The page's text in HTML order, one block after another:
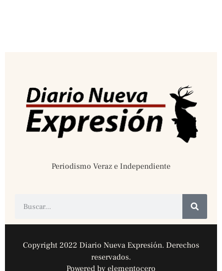
Periodismo Veraz e Independiente
Copyright 2022 Diario Nueva Expresión. Derechos
reservados.
Powered by elementocero